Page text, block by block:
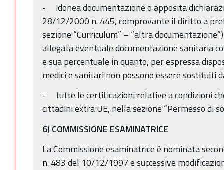
- idonea documentazione o apposita
28/12/2000 n. 445, comprovante il diritto a
sezione “Curriculum” – “altra
allegata eventuale documentazione sanitaria
e sua percentuale in quanto, per espressa
medici e sanitari non possono essere sostituiti
- tutte le certificazioni relative a condizioni
cittadini extra UE, nella sezione “Permesso di
6) COMMISSIONE ESAMINATRICE
La Commissione esaminatrice è nominata
n. 483 del 10/12/1997 e successive